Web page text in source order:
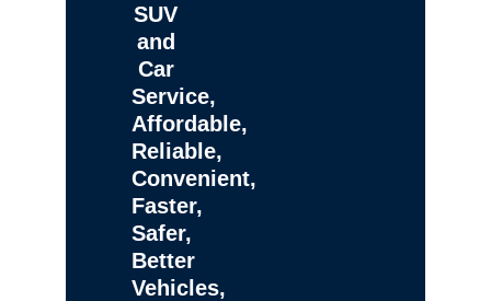
SUV
and
Car
Service,
Affordable,
Reliable,
Convenient,
Faster,
Safer,
Better
Vehicles,